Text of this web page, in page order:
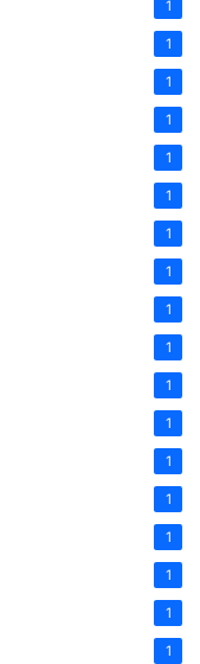
1
1
1
1
1
1
1
1
1
1
1
1
1
1
1
1
1
1